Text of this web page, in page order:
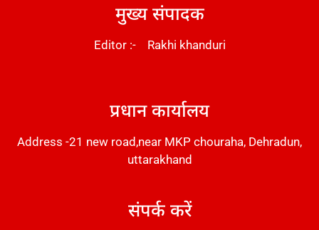
मुख्य संपादक
Editor :- Rakhi khanduri
प्रधान कार्यालय
Address -21 new road,near MKP chouraha, Dehradun,
uttarakhand
संपर्क करें